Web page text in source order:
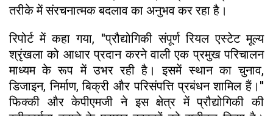
तरीके में संरचनात्मक बदलाव का अनुभव कर रहा है।
रिपोर्ट में कहा गया, ''प्रौद्योगिकी संपूर्ण रियल एस्टेट मूल्य
श्रृंखला को आधार प्रदान करने वाली एक प्रमुख परिचालन
माध्यम के रूप में उभर रही है। इसमें स्थान का चुनाव,
डिजाइन, निर्माण, बिक्री और परिसंपत्ति प्रबंधन शामिल हैं।''
फिक्की और केपीएमजी ने इस क्षेत्र में प्रौद्योगिकी की